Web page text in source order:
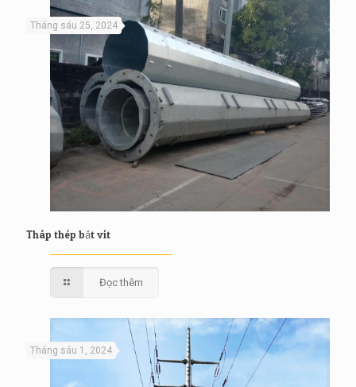
Tháng sáu 25, 2024
Tháp thép bắt vít
Đọc thêm
Tháng sáu 1, 2024